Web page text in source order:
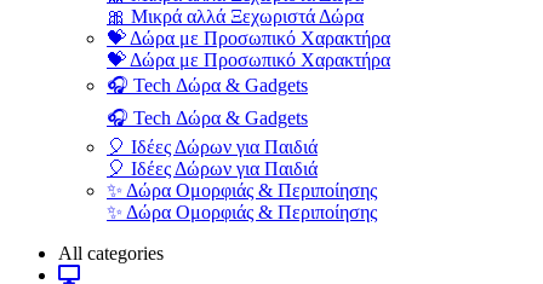
🎀 Μικρά αλλά Ξεχωριστά Δώρα
💝 Δώρα με Προσωπικό Χαρακτήρα
💝 Δώρα με Προσωπικό Χαρακτήρα
🎧 Tech Δώρα & Gadgets
🎧 Tech Δώρα & Gadgets
🎈 Ιδέες Δώρων για Παιδιά
🎈 Ιδέες Δώρων για Παιδιά
✨ Δώρα Ομορφιάς & Περιποίησης
✨ Δώρα Ομορφιάς & Περιποίησης
All categories